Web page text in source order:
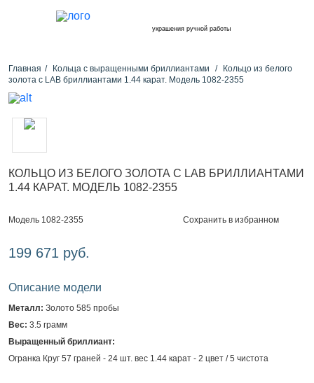
украшения ручной работы
Главная Кольца с выращенными бриллиантами
Кольцо из белого
золота с LAB бриллиантами 1.44 карат. Модель 1082-2355
КОЛЬЦО ИЗ БЕЛОГО ЗОЛОТА С LAB БРИЛЛИАНТАМИ
1.44 КАРАТ. МОДЕЛЬ 1082-2355
Модель 1082-2355 Сохранить в избранном
199 671 руб.
Описание модели
Металл: Золото 585 пробы
Вес: 3.5 грамм
Выращенный бриллиант:
Огранка Круг 57 граней - 24 шт. вес 1.44 карат - 2 цвет / 5 чистота